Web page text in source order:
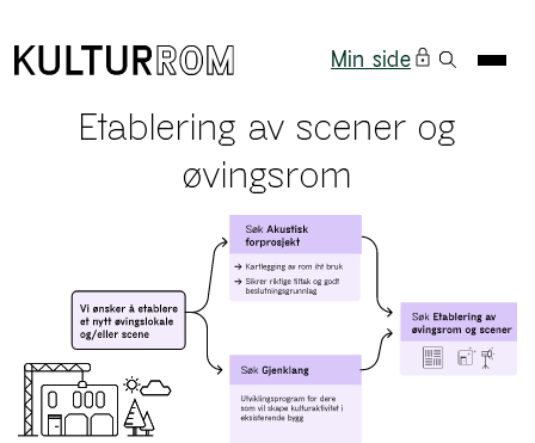
Min side
Etablering av scener og
øvingsrom